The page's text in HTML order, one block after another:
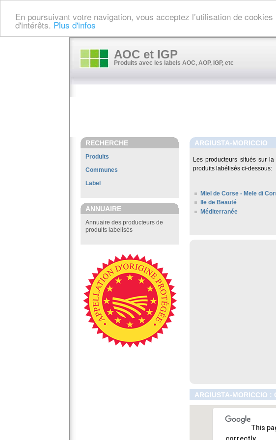
En poursuivant votre navigation, vous acceptez l’utilisation de
d'intérêts. Plus d'infos
AOC et IGP
Produits avec les labels AOC, AOP, IGP, etc
RECHERCHE
Produits
Communes
Label
ANNUAIRE
Annuaire des producteurs de
produits labelisés
ARGIUSTA-MORICCIO
Les producteurs situés sur la
produits labélisés ci-dessous:
Miel de Corse - Mele di
Ile de Beauté
Méditerranée
ARGIUSTA-MORICCIO :
This
correctly.